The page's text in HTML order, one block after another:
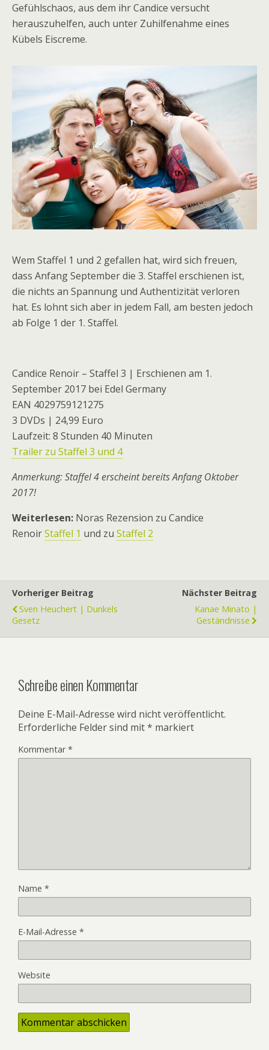
Gefühlschaos, aus dem ihr Candice versucht
herauszuhelfen, auch unter Zuhilfenahme eines
Kübels Eiscreme.
Wem Staffel 1 und 2 gefallen hat, wird sich freuen,
dass Anfang September die 3. Staffel erschienen ist,
die nichts an Spannung und Authentizität verloren
hat. Es lohnt sich aber in jedem Fall, am besten jedoch
ab Folge 1 der 1. Staffel.
Candice Renoir – Staffel 3 | Erschienen am 1.
September 2017 bei Edel Germany
EAN 4029759121275
3 DVDs | 24,99 Euro
Laufzeit: 8 Stunden 40 Minuten
Trailer zu Staffel 3 und 4
Anmerkung: Staffel 4 erscheint bereits Anfang Oktober
2017!
Weiterlesen: Noras Rezension zu Candice
RenoirStaffel 1 und zu Staffel 2
Vorheriger Beitrag
Sven Heuchert | Dunkels
Gesetz
Nächster Beitrag
Kanae Minato |
Geständnisse
Schreibe einen Kommentar
Deine E-Mail-Adresse wird nicht veröffentlicht.
Erforderliche Felder sind mit* markiert
Kommentar*
Name *
E-Mail-Adresse *
Website